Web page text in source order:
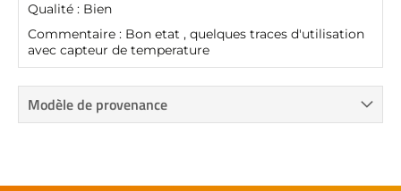
Qualité : Bien
Commentaire : Bon etat , quelques traces d'utilisation
avec capteur de temperature
Modèle de provenance